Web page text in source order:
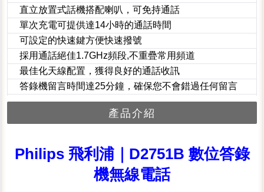
直立放置式話機搭配喇叭，可免持通話
單次充電可提供達14小時的通話時間
可設定的快速鍵方便快速撥號
採用通話絕佳1.7GHz頻段,不重疊常用頻道
最佳化天線配置，獲得良好的通話收訊
答錄機留言時間達25分鐘，確保您不會錯過任何留言
產品介紹
Philips 飛利浦｜D2751B 數位答錄
機無線電話